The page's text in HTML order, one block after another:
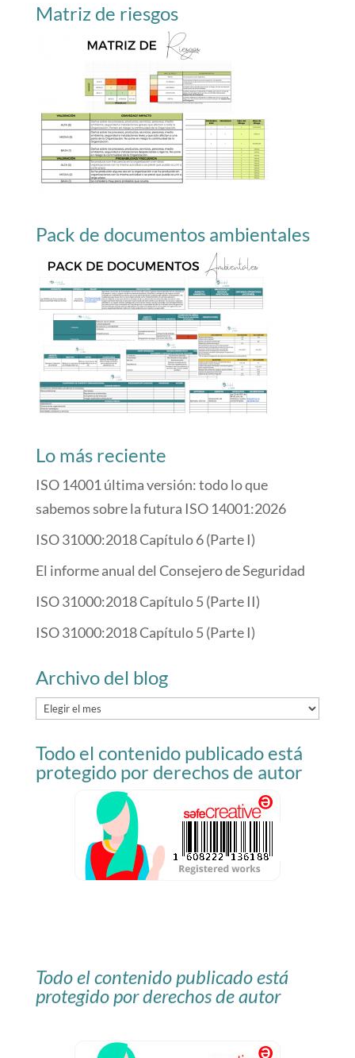
Matriz de riesgos
Pack de documentos ambientales
Lo más reciente
ISO 14001 última versión: todo lo que
sabemos sobre la futura ISO 14001:2026
ISO 31000:2018 Capítulo 6 (Parte I)
El informe anual del Consejero de Seguridad
ISO 31000:2018 Capítulo 5 (Parte II)
ISO 31000:2018 Capítulo 5 (Parte I)
Archivo del blog
Archivo
blog
Todo el contenido publicado está
protegido por derechos de autor
Todo el contenido publicado está
protegido por derechos de autor